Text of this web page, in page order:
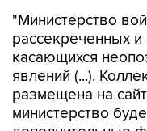
"Министерство
рассекреченных
касающихся
явлений (...).
размещена на
министерство